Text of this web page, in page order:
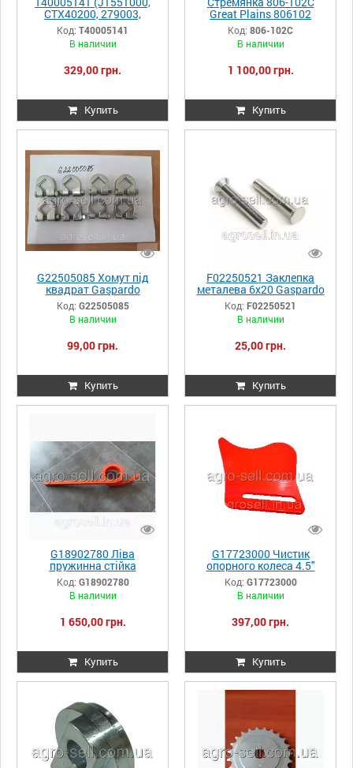
CTX40200, 279003,
6060002) Ніж
подрібнювача прямий
205х50,
Код: T40005141
В наличии
329,00 грн.
Купить
Great Plains 806102
Код: 806-102C
В наличии
1 100,00 грн.
Купить
G22505085 Хомут під
квадрат Gaspardo
Код: G22505085
В наличии
99,00 грн.
Купить
F02250521 Заклепка
металева 6x20 Gaspardo
Код: F02250521
В наличии
25,00 грн.
Купить
G18902780 Ліва
пружинна стійка
Gaspardo
Код: G18902780
В наличии
1 650,00 грн.
Купить
G17723000 Чистик
опорного колеса 4.5"
правий Gaspardo
Код: G17723000
В наличии
397,00 грн.
Купить